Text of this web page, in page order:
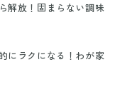
解放！固まらない調味
にラクになる！わが家